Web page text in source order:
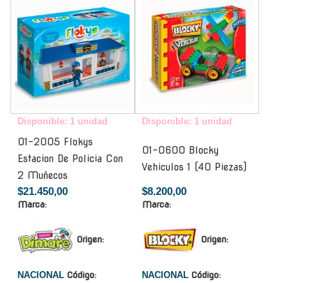
Disponible: 1 unidad
01-2005 Flokys
Estacion De Policia Con
2 Muñecos
$21.450,00
Marca:
Origen:
NACIONAL Código:
Disponible: 1 unidad
01-0600 Blocky
Vehiculos 1 (40 Piezas)
$8.200,00
Marca:
Origen:
NACIONAL Código: